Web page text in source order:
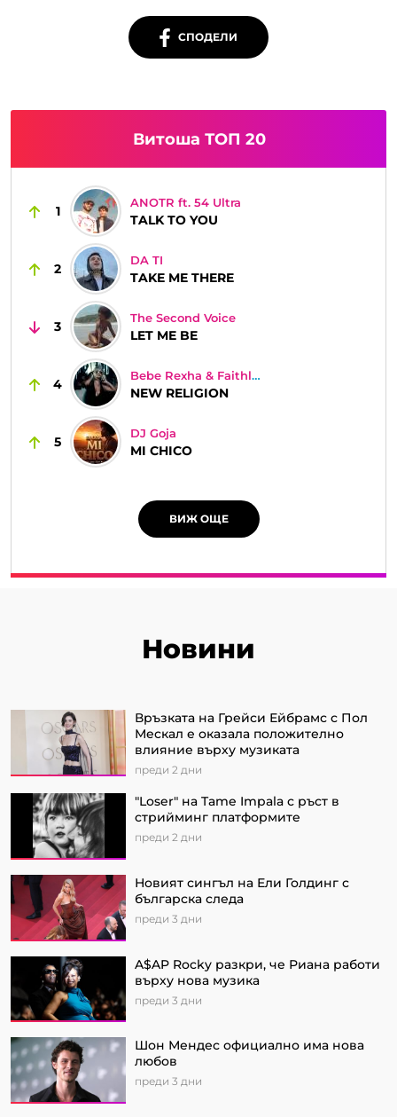
СПОДЕЛИ
Витоша ТОП 20
1
ANOTR ft. 54 Ultra
TALK TO YOU
2
DA TI
TAKE ME THERE
3
The Second Voice
LET ME BE
4
Bebe Rexha & Faithless
NEW RELIGION
5
DJ Goja
MI CHICO
ВИЖ ОЩЕ
Новини
Връзката на Грейси Ейбрамс с Пол
Мескал е оказала положително
влияние върху музиката
преди 2 дни
"Loser" на Tame Impala с ръст в
стрийминг платформите
преди 2 дни
Новият сингъл на Ели Голдинг с
българска следа
преди 3 дни
A$AP Rocky разкри, че Риана работи
върху нова музика
преди 3 дни
Шон Мендес официално има нова
любов
преди 3 дни